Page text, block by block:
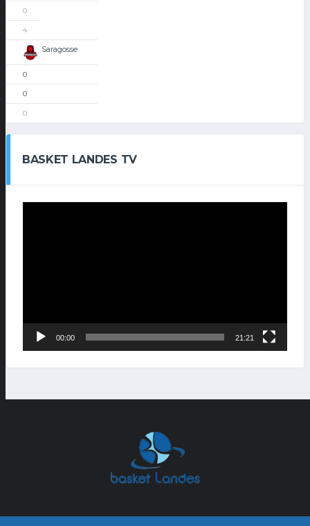
0
4
Saragosse
0
0
0
BASKET LANDES TV
00:00 21:21